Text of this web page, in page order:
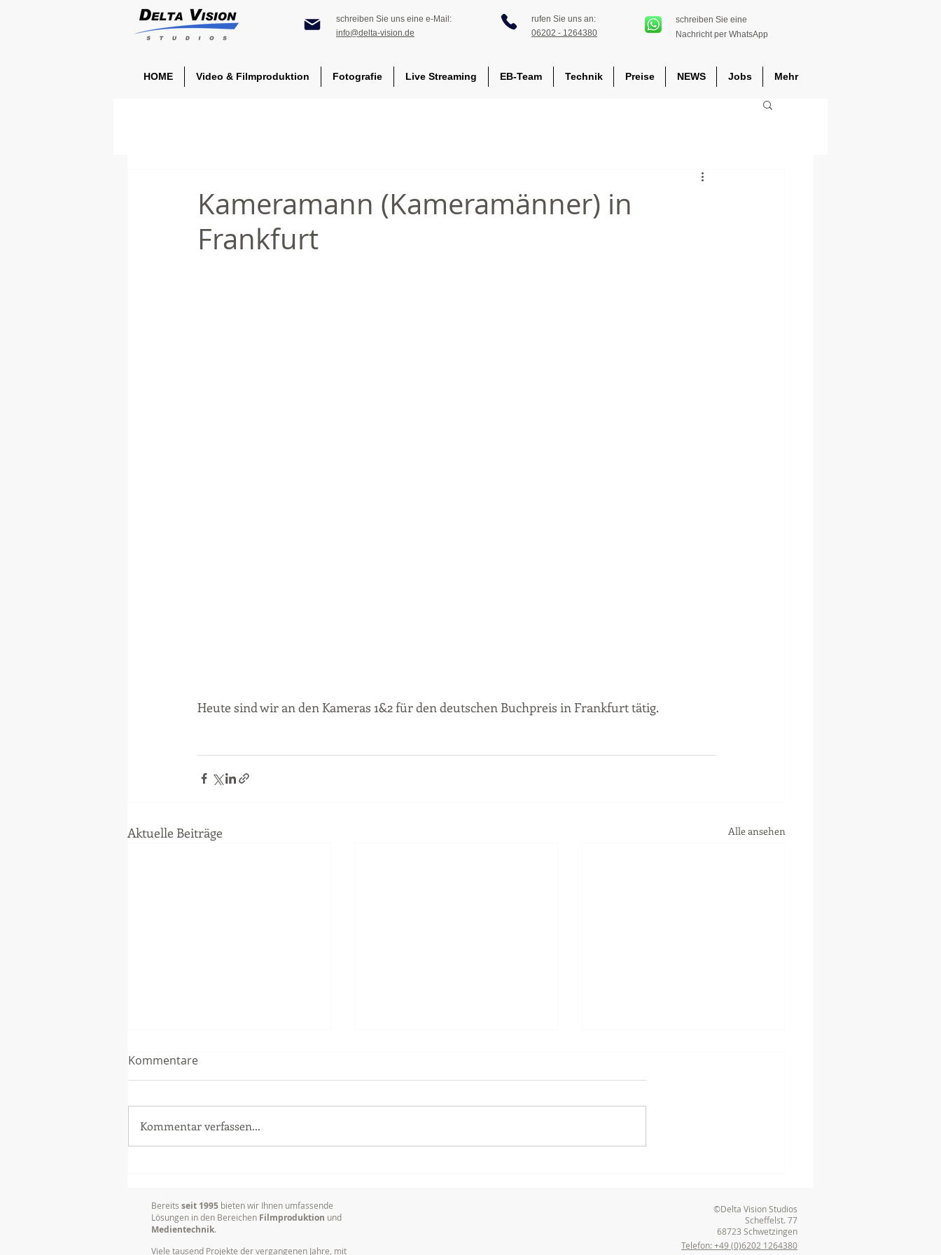
schreiben Sie uns eine e-Mail:
info@delta-vision.de
rufen Sie uns an:
06202 - 1264380
schreiben Sie eine
Nachricht per WhatsApp
HOME Video & Filmproduktion Fotografie Live Streaming EB-Team Technik Preise NEWS Jobs Mehr
Kameramann (Kameramänner) in
Frankfurt
Heute sind wir an den Kameras 1&2 für den deutschen Buchpreis in Frankfurt tätig.
Aktuelle Beiträge Alle ansehen
durch bewegte Bilder
Von der Idee zum Film
Kommentare
Kommentar verfassen...
Bereits seit 1995 bieten wir Ihnen umfassende
Lösungen in den Bereichen Filmproduktion und
Medientechnik.
Viele tausend Projekte der vergangenen Jahre, mit
©Delta Vision Studios
Scheffelst. 77
68723 Schwetzingen
Telefon: +49 (0)6202 1264380